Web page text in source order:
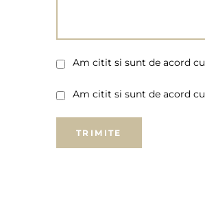
Am citit si sunt de acord cu
Am citit si sunt de acord cu